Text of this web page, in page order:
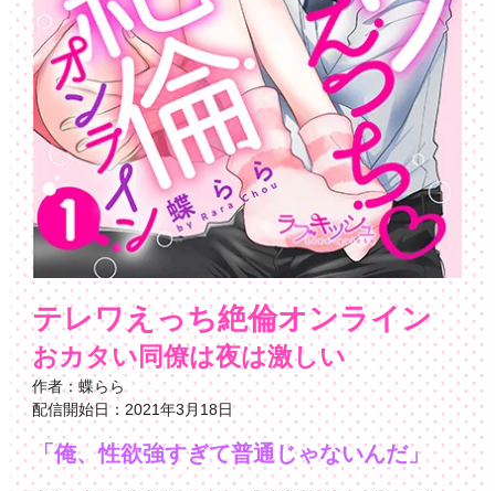
テレワえっち絶倫オンライン
おカタい同僚は夜は激しい
作者：蝶らら
配信開始日：2021年3月18日
「俺、性欲強すぎて普通じゃないんだ」